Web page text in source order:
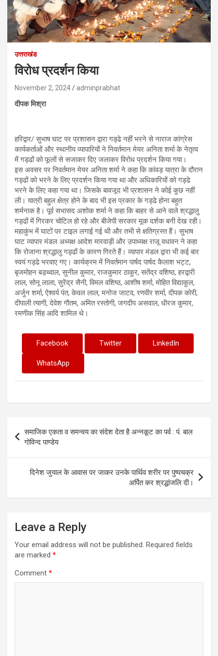
उत्तराखंड
विरोध प्रदर्शन किया
November 2, 2024 adminprabhat
दीपक मिश्रा
हरिद्वार/ सुभाष घाट पर प्रशासन द्वारा गड्ढे नहीं भरने से नाराज कांग्रेस
कार्यकर्ताओं और स्थानीय व्यापारियों ने निवर्तमान मेयर अनिता शर्मा के नेतृत्व
में गड्ढों को फूलों से सजाकर दिए जलाकर विरोध प्रदर्शन किया गया।
इस अवसर पर निवर्तमान मेयर अनिता शर्मा ने कहा कि कांवड़ यात्रा के दौरान
गड्ढों को भरने के लिए प्रदर्शन किया गया था और अधिकारियों को गड्ढे
भरने के लिए कहा गया था। जिसके बावजूद भी प्रशासन ने कोई कुछ नहीं
ली। यात्री बहुल क्षेत्र होने के बाद भी इस प्रकार के गड्ढे होना बहुत
शर्मनाक है। पूर्व सभासद अशोक शर्मा ने कहा कि बाहर से आने वाले श्रद्धालु
गड्ढों में गिरकर चोटिल हो रहे और बीजेपी सरकार मूक दर्शक बनी देख रही।
महाकुंभ में घाटों पर टाइल लगाई गई थी और तभी से क्षतिग्रस्त हैं। सुभाष
घाट व्यापार मंडल अध्यक्ष आदेश मारवाड़ी और उपाध्यक्ष राजू वधावन ने कहा
कि रोजाना श्रद्धालु गड्ढों के कारण गिरते हैं। व्यापार मंडल द्वारा भी कई बार
स्वयं गड्ढे भरवाए गए। कार्यक्रम में निवर्तमान पार्षद पार्षद कैलाश भट्ट,
बृजमोहन बड़थ्वाल, सुनील कुमार, राजकुमार ठाकुर, सतेंद्र वशिष्ठ, हरद्वारी
लाल, सोनू लाला, सुरेंद्र सैनी, विमल वशिष्ठ, आशीष शर्मा, मोहित विद्याकुल,
अर्जुन शर्मा, ऐश्वर्य पंत, केवल लाल, मनोज जाटव, रणवीर शर्मा, दीपक कोरी,
दीपाली त्यागी, देवेश गौतम, अमित रस्तोगी, जगदीप असवाल, धीरज कुमार,
रमणीक सिंह आदि शामिल थे।
Facebook Twitter LinkedIn
WhatsApp
navigation
समाजिक एकता व समन्वय का संदेश देता है अन्नकूट का पर्व : पं. बाल
गोविन्द पाण्डेय
दिनेश जुयाल के आवास पर जाकर उनके पार्थिव शरीर पर पुष्पचक्र
अर्पित कर श्रद्धांजलि दी।
Leave a Reply
Your email address will not be published. Required fields
are marked *
Comment *